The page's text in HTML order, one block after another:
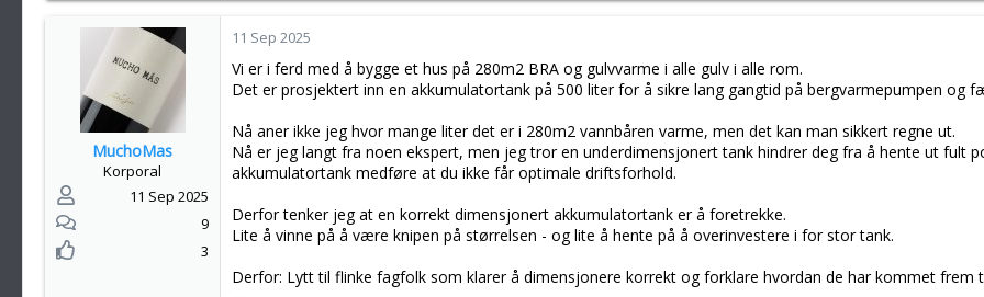
MuchoMas
Korporal
11 Sep 2025
9
3
11 Sep 2025
Vi er i ferd med å bygge et hus på 280m2 BRA og gulvvarme i alle gulv i alle rom.
Det er prosjektert inn en akkumulatortank på 500 liter for å sikre lang gangtid på bergvarmepumpen og
Nå aner ikke jeg hvor mange liter det er i 280m2 vannbåren varme, men det kan man sikkert regne ut.
Nå er jeg langt fra noen ekspert, men jeg tror en underdimensjonert tank hindrer deg fra å hente ut fult
akkumulatortank medføre at du ikke får optimale driftsforhold.
Derfor tenker jeg at en korrekt dimensjonert akkumulatortank er å foretrekke.
Lite å vinne på å være knipen på størrelsen - og lite å hente på å overinvestere i for stor tank.
Derfor: Lytt til flinke fagfolk som klarer å dimensjonere korrekt og forklare hvordan de har kommet frem